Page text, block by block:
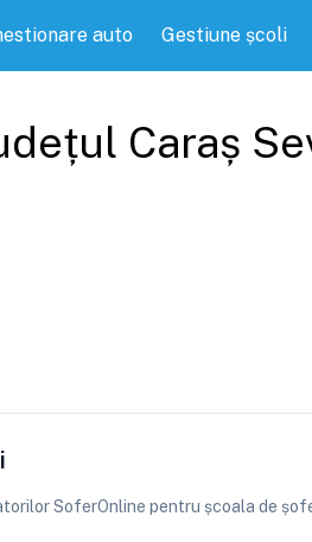
auto Gestiune școli
Caraș
SoferOnline pentru școala de